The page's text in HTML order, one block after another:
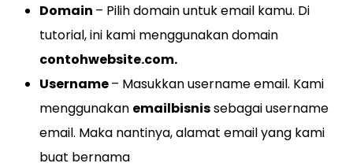
Domain – Pilih domain untuk email kamu. Di
tutorial, ini kami menggunakan domain
contohwebsite.com.
Username– Masukkan username email. Kami
menggunakan emailbisnissebagai username
email. Maka nantinya, alamat email yang kami
buat bernama